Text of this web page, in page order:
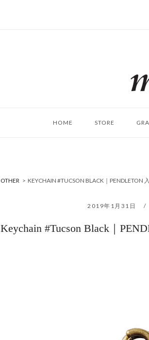
HOME STORE
OTHER > KEYCHAIN #TUCSON BLACK｜PENDLETON
2019年1月31日
Keychain #Tucson Black｜